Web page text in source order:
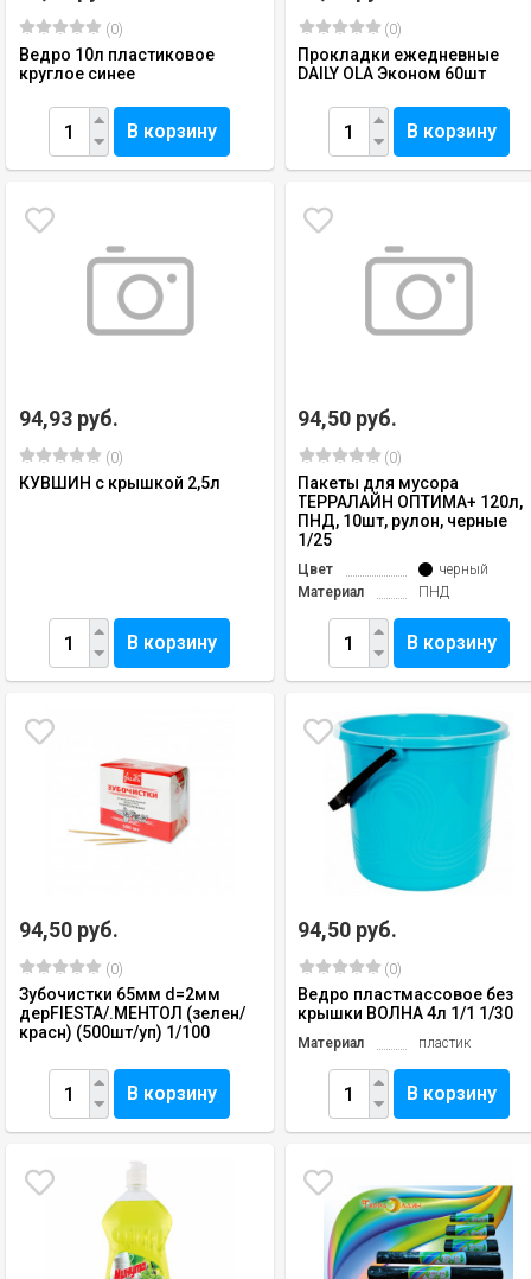
(0)
Ведро 10л пластиковое
круглое синее
В корзину
(0)
Прокладки ежедневные
DAILY OLA Эконом 60шт
В корзину
94,93 руб.
(0)
КУВШИН с крышкой 2,5л
В корзину
94,50 руб.
(0)
Пакеты для мусора
ТЕРРАЛАЙН ОПТИМА+ 120л,
ПНД, 10шт, рулон, черные
1/25
Цвет
черный
Материал
ПНД
В корзину
94,50 руб.
(0)
Зубочистки 65мм d=2мм
дерFIESTA/.МЕНТОЛ (зелен/
красн) (500шт/уп) 1/100
В корзину
94,50 руб.
(0)
Ведро пластмассовое без
крышки ВОЛНА 4л 1/1 1/30
Материал пластик
В корзину